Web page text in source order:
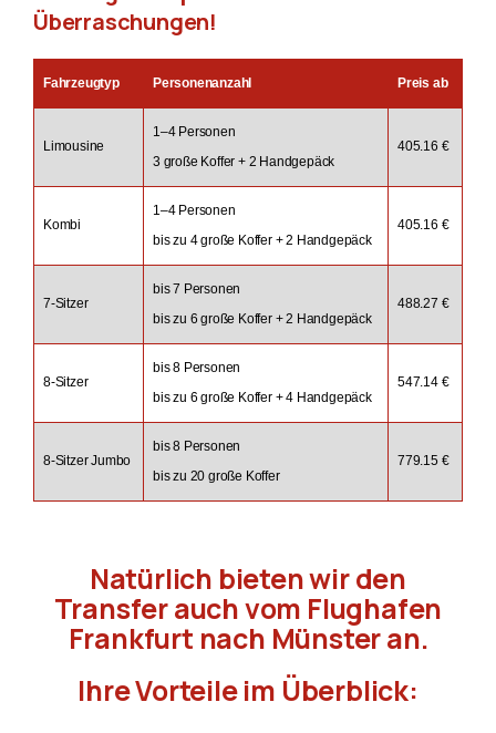
Überraschungen!
Fahrzeugtyp Personenanzahl Preis ab
Limousine
1–4 Personen
3 große Koffer + 2 Handgepäck
405.16 €
Kombi
1–4 Personen
bis zu 4 große Koffer + 2 Handgepäck
405.16 €
7-Sitzer
bis 7 Personen
bis zu 6 große Koffer + 2 Handgepäck
488.27 €
8-Sitzer
bis 8 Personen
bis zu 6 große Koffer + 4 Handgepäck
547.14 €
8-Sitzer Jumbo
bis 8 Personen
bis zu 20 große Koffer
779.15 €
Natürlich bieten wir den
Transfer auch vom Flughafen
Frankfurt nach Münster an.
Ihre Vorteile im Überblick: